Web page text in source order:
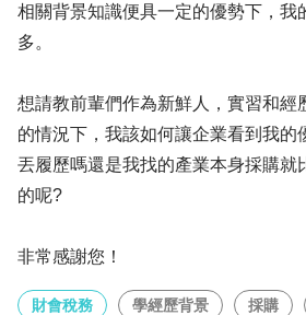
相關背景知識便具一定的優勢下，我
多。
想請教前輩們作為新鮮人，實習和經
的情況下，我該如何讓企業看到我的
丟履歷嗎還是我找的產業本身採購就
的呢?
非常感謝您！
財會稅務 學經歷背景 採購